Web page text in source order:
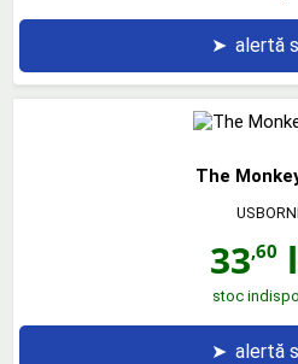
➤ alertă
The
33,60
stoc
➤ alertă